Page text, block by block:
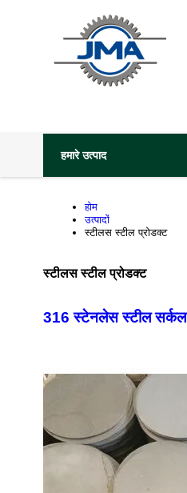
हमारे उत्पाद
होम
उत्पादों
स्टीलस स्टील प्रोडक्ट
स्टीलस स्टील प्रोडक्ट
316 स्टेनलेस स्टील सर्कल